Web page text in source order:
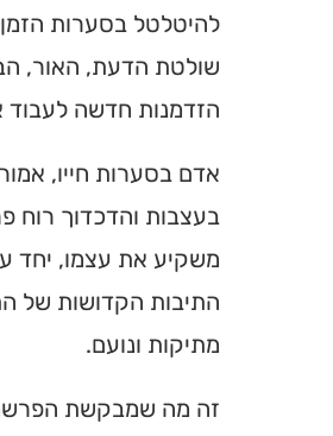
להיטלטל בסערות הזמן
שולטת הדעת, האור,
הזדמנות חדשה לעבוד
אדם בסערות חייו,
בעצבות והדכדוך רוח
משקיע את עצמו, יחד
התיבות הקדושות של
מתיקות ונועם.
זה מה שמבקשת הפרשה